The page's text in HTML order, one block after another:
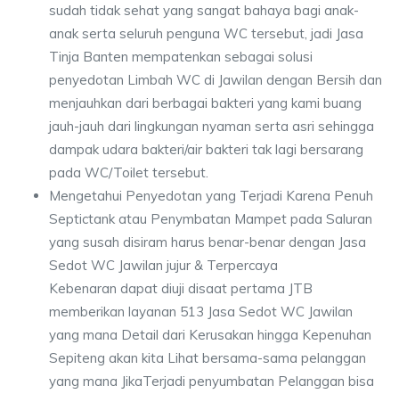
sudah tidak sehat yang sangat bahaya bagi anak-
anak serta seluruh penguna WC tersebut, jadi Jasa
Tinja Banten mempatenkan sebagai solusi
penyedotan Limbah WC di Jawilan dengan Bersih dan
menjauhkan dari berbagai bakteri yang kami buang
jauh-jauh dari lingkungan nyaman serta asri sehingga
dampak udara bakteri/air bakteri tak lagi bersarang
pada WC/Toilet tersebut.
Mengetahui Penyedotan yang Terjadi Karena Penuh
Septictank atau Penymbatan Mampet pada Saluran
yang susah disiram harus benar-benar dengan Jasa
Sedot WC Jawilan jujur & Terpercaya
Kebenaran dapat diuji disaat pertama JTB
memberikan layanan 513 Jasa Sedot WC Jawilan
yang mana Detail dari Kerusakan hingga Kepenuhan
Sepiteng akan kita Lihat bersama-sama pelanggan
yang mana JikaTerjadi penyumbatan Pelanggan bisa